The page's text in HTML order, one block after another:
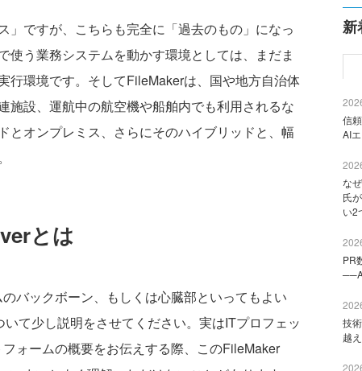
ですが、こちらも完全に「過去のもの」になっ
使う業務システムを動かす環境としては、まだま
行環境です。そしてFileMakerは、国や地方自治体
施設、運航中の航空機や船舶内でも利用されるな
とオンプレミス、さらにそのハイブリッドと、幅
とは
バックボーン、もしくは心臓部といってもよい
て少し説明をさせてください。実はITプロフェッ
ォームの概要をお伝えする際、このFileMaker
新
信
AI
な
氏
い2
PR
技
越